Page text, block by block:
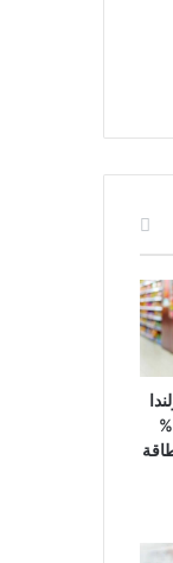
مجدداً إلى أكثر من 3%